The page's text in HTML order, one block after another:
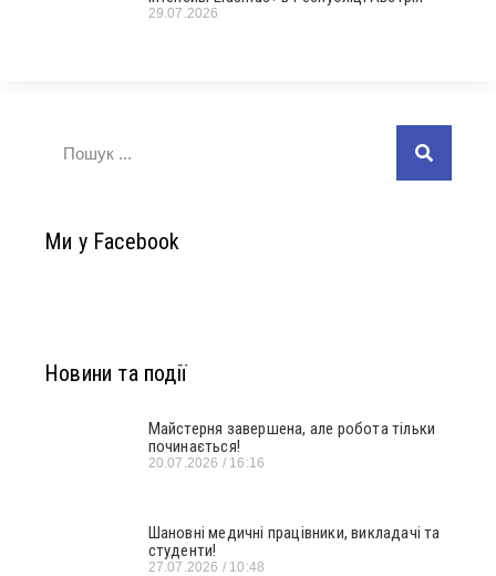
29.07.2026
Ми у Facebook
Новини та події
Майстерня завершена, але робота тільки
починається!
20.07.2026 16:16
Шановні медичні працівники, викладачі та
студенти!
27.07.2026 10:48